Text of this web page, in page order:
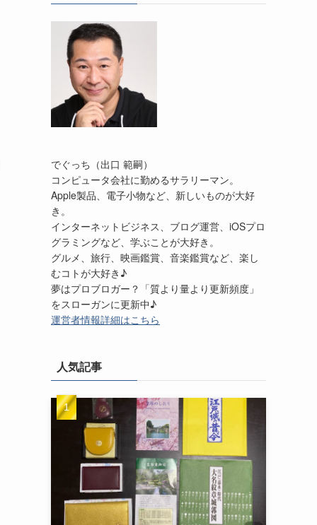
でぐっち（出口 範嗣）
コンピュータ会社に勤めるサラリーマン。
Apple製品、電子小物など、新しいものが大好
き。
インターネットビジネス、ブログ運営、iOSプロ
グラミングなど、学ぶことが大好き。
グルメ、旅行、映画鑑賞、音楽鑑賞など、楽し
むコトが大好き♪
夢はプロブロガー？「質より量より更新頻度」
をスローガンに更新中♪
運営者情報詳細はこちら
人気記事